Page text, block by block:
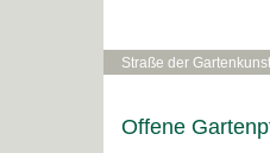
Straße der Gartenkunst
Offene